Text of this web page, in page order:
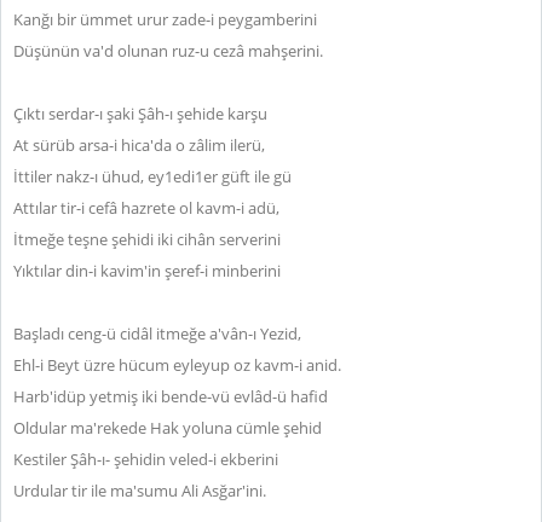
Kanğı bir ümmet urur zade-i peygamberini
Düşünün va'd olunan ruz-u cezâ mahşerini.
Çıktı serdar-ı şaki Şâh-ı şehide karşu
At sürüb arsa-i hica'da o zâlim ilerü,
İttiler nakz-ı ühud, ey1edi1er güft ile gü
Attılar tir-i cefâ hazrete ol kavm-i adü,
İtmeğe teşne şehidi iki cihân serverini
Yıktılar din-i kavim'in şeref-i minberini
Başladı ceng-ü cidâl itmeğe a'vân-ı Yezid,
Ehl-i Beyt üzre hücum eyleyup oz kavm-i anid.
Harb'idüp yetmiş iki bende-vü evlâd-ü hafid
Oldular ma'rekede Hak yoluna cümle şehid
Kestiler Şâh-ı- şehidin veled-i ekberini
Urdular tir ile ma'sumu Ali Asğar'ini.